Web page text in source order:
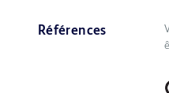
Références